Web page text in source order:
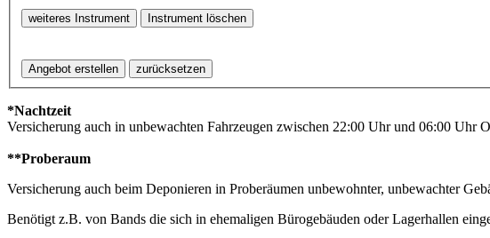
*Nachtzeit
Versicherung auch in unbewachten Fahrzeugen zwischen 22:00 Uhr und 06:00
**Proberaum
Versicherung auch beim Deponieren in Proberäumen unbewohnter, unbewachter
Benötigt z.B. von Bands die sich in ehemaligen Bürogebäuden oder Lagerhallen